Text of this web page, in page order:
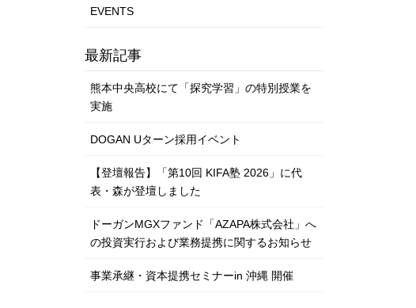
EVENTS
最新記事
熊本中央高校にて「探究学習」の特別授業を
実施
DOGAN Uターン採用イベント
【登壇報告】「第10回 KIFA塾 2026」に代
表・森が登壇しました
ドーガンMGXファンド「AZAPA株式会社」へ
の投資実行および業務提携に関するお知らせ
事業承継・資本提携セミナーin 沖縄 開催